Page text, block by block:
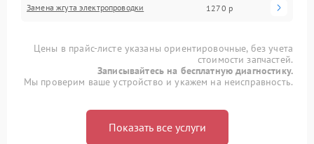
Замена жгута электропроводки 1270 р
Цены в прайс-листе указаны ориентировочные, без учета
стоимости запчастей.
Записывайтесь на бесплатную диагностику.
Мы проверим ваше устройство и укажем на неисправность.
Показать все услуги